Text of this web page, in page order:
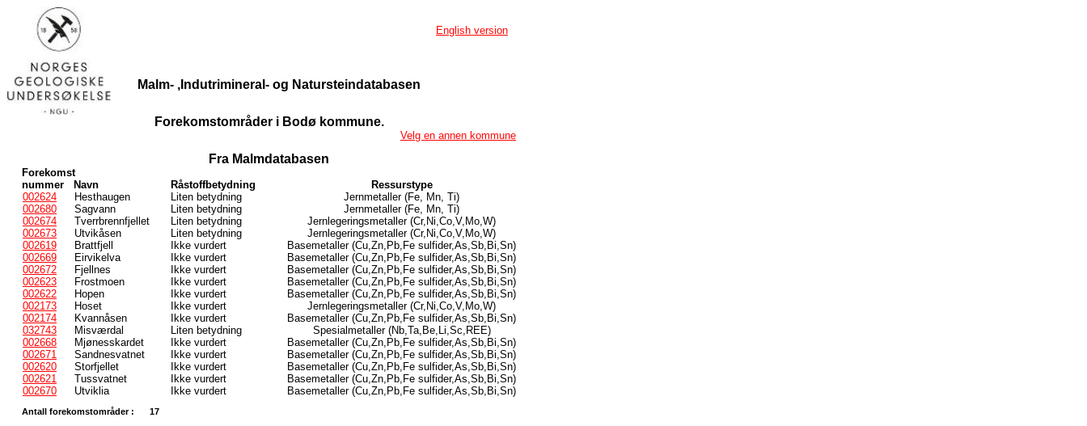
English version
Malm- ,Indutrimineral- og Natursteindatabasen
Forekomstområder i Bodø kommune.
Velg en annen kommune
Fra Malmdatabasen
Forekomst
nummer
Navn Råstoffbetydning
Ressurstype
002624
Hesthaugen Liten betydning
Jernmetaller (Fe, Mn, Ti)
002680
Sagvann Liten betydning
Jernmetaller (Fe, Mn, Ti)
002674
Tverrbrennfjellet Liten betydning
Jernlegeringsmetaller (Cr,Ni,Co,V,Mo,W)
002673
Utvikåsen Liten betydning
Jernlegeringsmetaller (Cr,Ni,Co,V,Mo,W)
002619
Brattfjell Ikke vurdert
Basemetaller (Cu,Zn,Pb,Fe sulfider,As,Sb,Bi,Sn)
002669
Eirvikelva Ikke vurdert
Basemetaller (Cu,Zn,Pb,Fe sulfider,As,Sb,Bi,Sn)
002672
Fjellnes Ikke vurdert
Basemetaller (Cu,Zn,Pb,Fe sulfider,As,Sb,Bi,Sn)
002623
Frostmoen Ikke vurdert
Basemetaller (Cu,Zn,Pb,Fe sulfider,As,Sb,Bi,Sn)
002622
Hopen Ikke vurdert
Basemetaller (Cu,Zn,Pb,Fe sulfider,As,Sb,Bi,Sn)
002173
Hoset Ikke vurdert
Jernlegeringsmetaller (Cr,Ni,Co,V,Mo,W)
002174
Kvannåsen Ikke vurdert
Basemetaller (Cu,Zn,Pb,Fe sulfider,As,Sb,Bi,Sn)
032743
Misværdal Liten betydning
Spesialmetaller (Nb,Ta,Be,Li,Sc,REE)
002668
Mjønesskardet Ikke vurdert
Basemetaller (Cu,Zn,Pb,Fe sulfider,As,Sb,Bi,Sn)
002671
Sandnesvatnet Ikke vurdert
Basemetaller (Cu,Zn,Pb,Fe sulfider,As,Sb,Bi,Sn)
002620
Storfjellet Ikke vurdert
Basemetaller (Cu,Zn,Pb,Fe sulfider,As,Sb,Bi,Sn)
002621
Tussvatnet Ikke vurdert
Basemetaller (Cu,Zn,Pb,Fe sulfider,As,Sb,Bi,Sn)
002670
Utviklia Ikke vurdert Basemetaller (Cu,Zn,Pb,Fe sulfider,As,Sb,Bi,Sn)
Antall forekomstområder : 17